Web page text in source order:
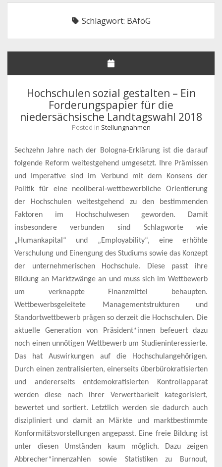
STELLUNGNAHMEN
MITGLIEDER
Offene
Down-
Menü
SATZUNG
GESCHÄFTSORDNUNG
LINKS & FAQ
Offene
Drop-
Down-
Menü
LINKS
FAQ
KONTAKT & IMPRESSUM
Schlagwort: BAföG
Hochschulen sozial gestalten – Ein
Forderungspapier für die
niedersächsische Landtagswahl 2018
Posted in Stellungnahmen
Sechzehn Jahre nach der Bologna-Erklärung ist die darauf
folgende Reform weitestgehend umgesetzt. Ihre Prämissen
und Imperative sind im Verbund mit dem Konsens der
Politik für eine neoliberal-wettbewerbliche Orientierung
der Hochschulen weitestgehend zu den bestimmenden
Faktoren im Hochschulwesen geworden. Damit
insbesondere verbunden sind Schlagworte wie
„Humankapital“ und „Employability“, eine erhöhte
Verschulung und Einengung des Studiums sowie das Konzept
der unternehmerischen Hochschule. Diese passt ihre
Bildung an Marktzwänge an und muss sich im Wettbewerb
um verknappte Finanzmittel behaupten.
Wettbewerbsgeleitete Managementstrukturen und
Standortwettbewerb prägen so derzeit die Hochschulen. Die
aktuelle Generation von Präsident*innen befeuert dazu
noch einen unnötigen Wettbewerb um Studieninteressierte.
Das hat Auswirkungen auf die Hochschulangehörigen.
Durch einen zentralisierten, einerseits überbürokratisierten
und andererseits entdemokratisierten Kontrollapparat
werden diese nach ihrer Verwertbarkeit kategorisiert,
bewertet und sortiert. Letztlich werden sie dadurch auch
diszipliniert und damit an Märkte und marktbestimmte
Konformitätsvorstellungen angepasst. Eine freie Bildung ist
unter diesen Umständen kaum möglich. Dazu zeigen
Abbrecher*innenzahlen sowie Statistiken zu Burnout,